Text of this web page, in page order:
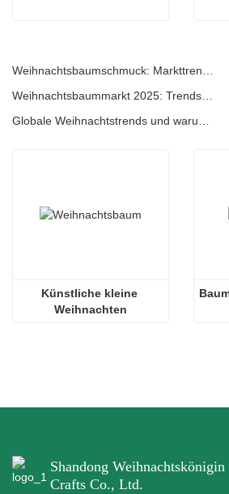
Künstliche kleine
Weihnachten
Shandong
Crafts Co., Ltd.